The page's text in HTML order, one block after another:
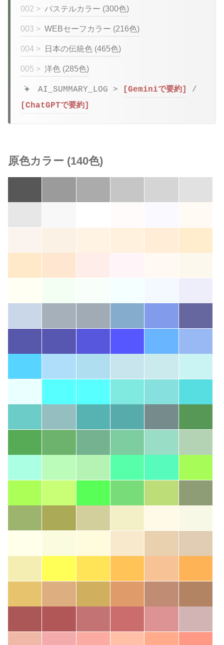
002 > パステルカラー (300色)
003 > WEBセーフカラー (216色)
004 > 日本の伝統色 (465色)
005 > 洋色 (285色)
AI_SUMMARY_LOG > [Geminiで要約]
/
[ChatGPTで要約]
原色カラー (140色)